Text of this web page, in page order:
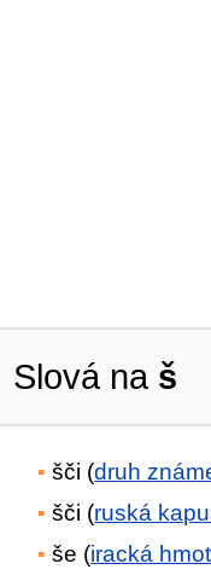
Slová na š
šči (druh
šči (ruská
še (iracká